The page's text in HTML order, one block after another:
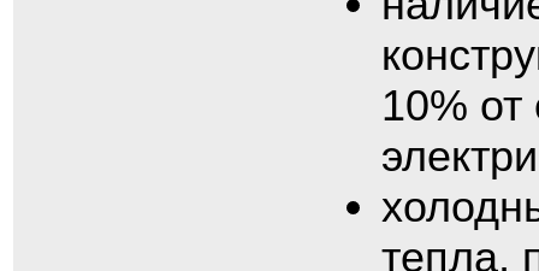
10% от
тепла,